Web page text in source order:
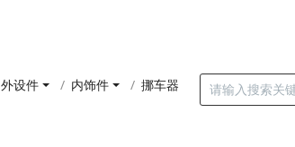
外设件 内饰件 挪车器